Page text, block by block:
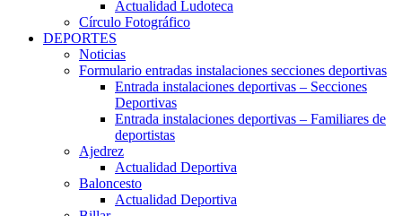
Actualidad Ludoteca
Círculo Fotográfico
DEPORTES
Noticias
Formulario entradas instalaciones secciones deportivas
Entrada instalaciones deportivas – Secciones
Deportivas
Entrada instalaciones deportivas – Familiares de
deportistas
Ajedrez
Actualidad Deportiva
Baloncesto
Actualidad Deportiva